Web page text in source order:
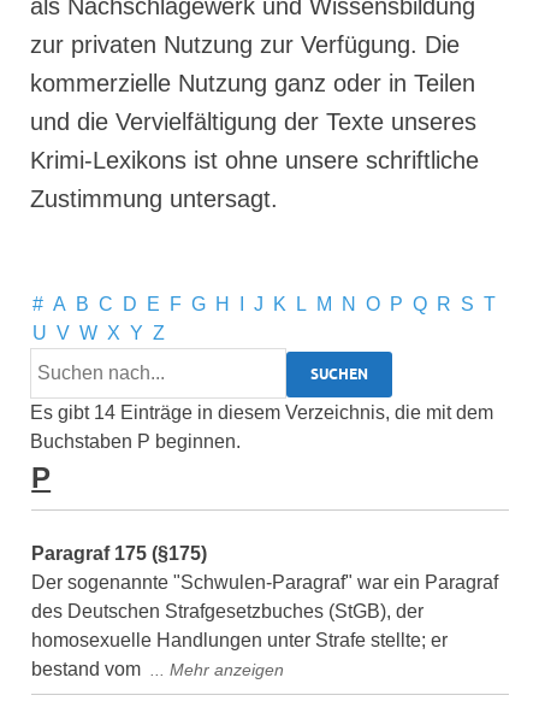
als Nachschlagewerk und Wissensbildung
zur privaten Nutzung zur Verfügung. Die
kommerzielle Nutzung ganz oder in Teilen
und die Vervielfältigung der Texte unseres
Krimi-Lexikons ist ohne unsere schriftliche
Zustimmung untersagt.
# A B C D E F G H J K L M N O P Q R S T
U V W X Y Z
Es gibt 14 Einträge in diesem Verzeichnis, die mit dem
Buchstaben P beginnen.
P
Paragraf 175 (§175)
Der sogenannte "Schwulen-Paragraf" war ein Paragraf
des Deutschen Strafgesetzbuches (StGB), der
homosexuelle Handlungen unter Strafe stellte; er
bestand vom